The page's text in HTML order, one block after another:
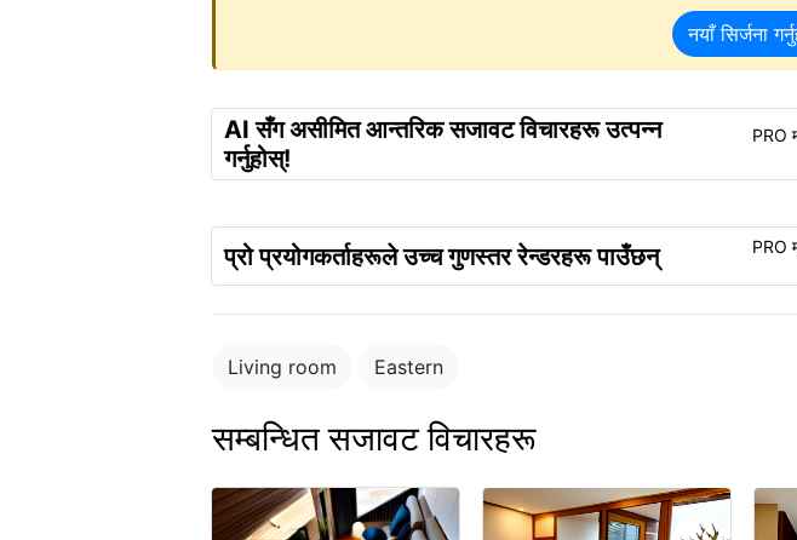
नयाँ सिर्जना
AI सँग असीमित आन्तरिक सजावट विचारहरू उत्पन्न
गर्नुहोस्!
PRO
प्रो प्रयोगकर्ताहरूले उच्च गुणस्तर रेन्डरहरू पाउँछन् PRO
Living room Eastern
सम्बन्धित सजावट विचारहरू